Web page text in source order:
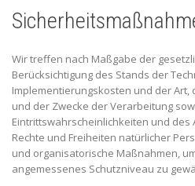
Wir treffen nach Maßgabe der
Berücksichtigung des Stands der
Implementierungskosten und der Art,
und der Zwecke der Verarbeitung
Eintrittswahrscheinlichkeiten und
Rechte und Freiheiten natürlicher
und organisatorische Maßnahmen,
angemessenes Schutzniveau zu